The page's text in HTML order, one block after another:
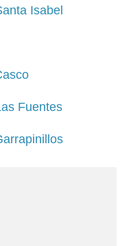
Isabel
Fuentes